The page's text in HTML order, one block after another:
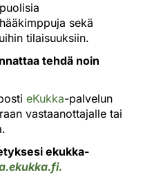
sekä
tilaisuuksiin.
tehdä noin
eKukka-palvelun
vastaanottajalle tai
ekukka-